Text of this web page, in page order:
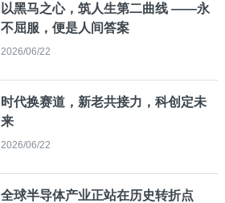
以黑马之心，筑人生第二曲线 ——永
不屈服，便是人间答案
2026/06/22
时代换赛道，新老共接力，科创定未
来
2026/06/22
全球半导体产业正站在历史转折点